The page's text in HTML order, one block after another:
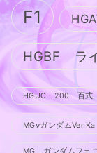
F1
HGBF ラ
HGUC 200 百式
MGνガンダムVer.Ka